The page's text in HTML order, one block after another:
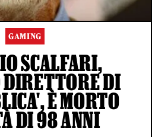
GAMING
SCALFARI,
DIRETTORE DI
È MORTO
DI 98 ANNI